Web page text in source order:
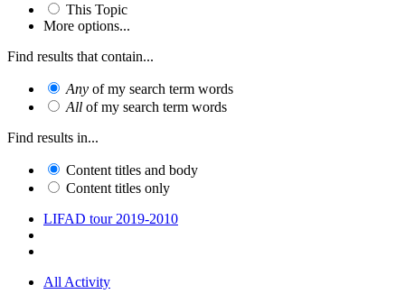
This Topic
More options...
Find results that contain...
Any of my search term words
All of my search term words
Find results in...
Content titles and body
Content titles only
LIFAD tour 2019-2010
All Activity